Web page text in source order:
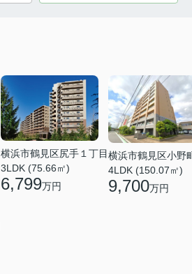
横浜市鶴見区尻手１丁目
3LDK (75.66㎡)
6,799万円
横浜市鶴見区小野
4LDK (150.07㎡)
9,700万円